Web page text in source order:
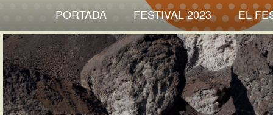
PORTADA FESTIVAL 2023 EL